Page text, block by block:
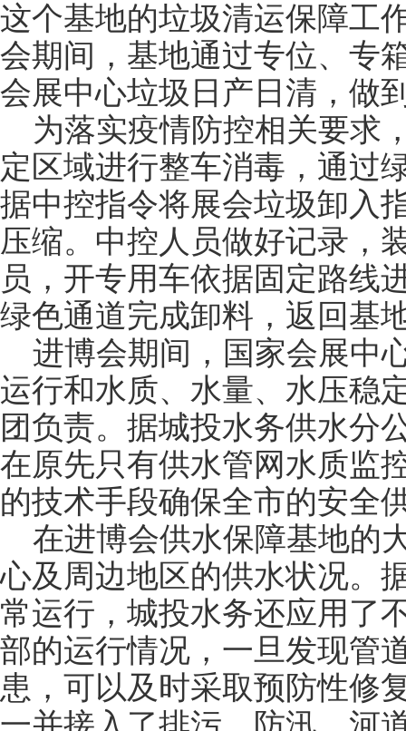
这个基地的垃圾清运保障工
会期间，基地通过专位、专
会展中心垃圾日产日清，做
为落实疫情防控相关要求
定区域进行整车消毒，通过
据中控指令将展会垃圾卸入
压缩。中控人员做好记录，
员，开专用车依据固定路线
绿色通道完成卸料，返回基
进博会期间，国家会展中
运行和水质、水量、水压稳
团负责。据城投水务供水分
在原先只有供水管网水质监
的技术手段确保全市的安全
在进博会供水保障基地的
心及周边地区的供水状况。
常运行，城投水务还应用了
部的运行情况，一旦发现管
患，可以及时采取预防性修